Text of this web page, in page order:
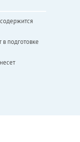
подготовке